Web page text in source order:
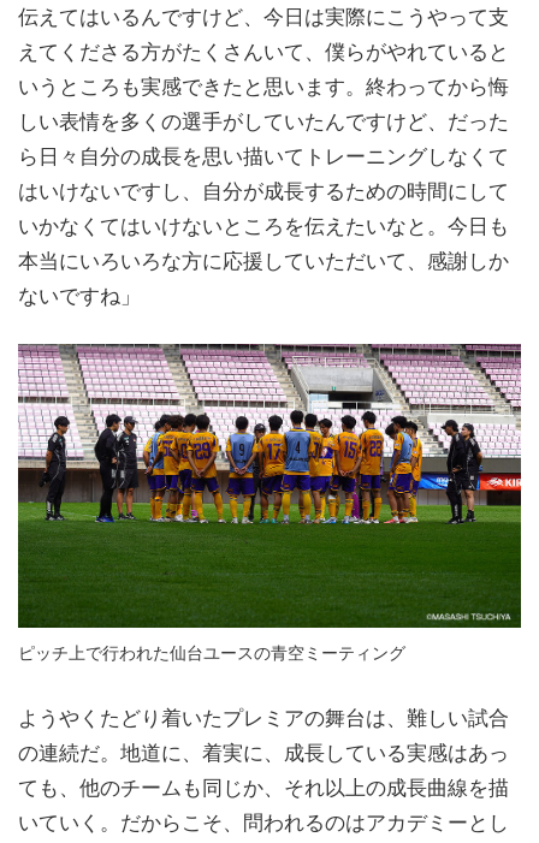
伝えてはいるんですけど、今日は実際にこうやって支
えてくださる方がたくさんいて、僕らがやれていると
いうところも実感できたと思います。終わってから悔
しい表情を多くの選手がしていたんですけど、だった
ら日々自分の成長を思い描いてトレーニングしなくて
はいけないですし、自分が成長するための時間にして
いかなくてはいけないところを伝えたいなと。今日も
本当にいろいろな方に応援していただいて、感謝しか
ないですね」
ピッチ上で行われた仙台ユースの青空ミーティング
ようやくたどり着いたプレミアの舞台は、難しい試合
の連続だ。地道に、着実に、成長している実感はあっ
ても、他のチームも同じか、それ以上の成長曲線を描
いていく。だからこそ、問われるのはアカデミーとし